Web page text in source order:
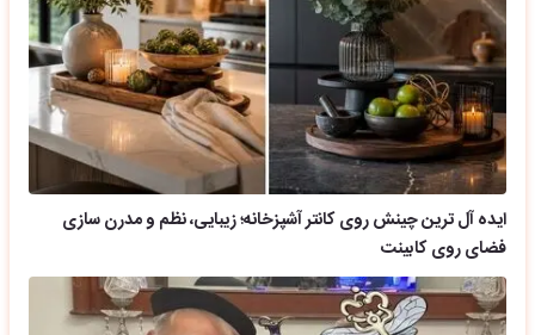
ایده آل ترین چینش روی کانتر آشپزخانه؛ زیبایی، نظم و مدرن سازی
فضای روی کابینت